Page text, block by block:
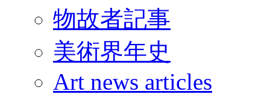
物故者記事
美術界年史
Art news articles